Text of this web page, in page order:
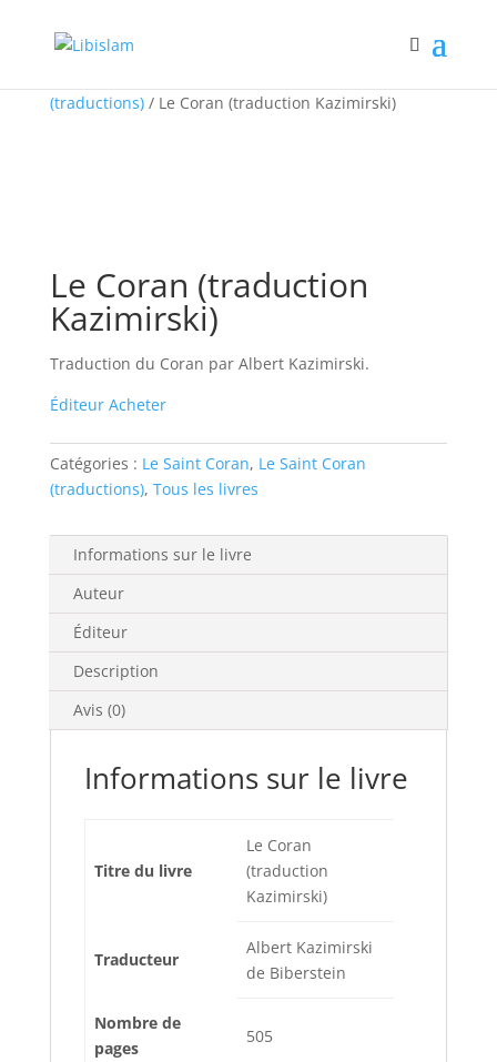
(traductions)/ Le Coran (traduction Kazimirski)
Le Coran (traduction
Kazimirski)
Traduction du Coran par Albert Kazimirski.
Éditeur Acheter
Catégories : Le Saint Coran, Le Saint Coran
(traductions), Tous les livres
Informations sur le livre
Auteur
Éditeur
Description
Avis (0)
Informations sur le livre
Titre du livre
Le Coran
(traduction
Kazimirski)
Traducteur
Albert Kazimirski
de Biberstein
Nombre de
pages
505